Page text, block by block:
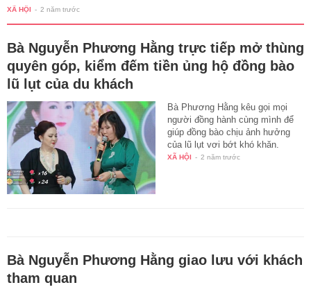
XÃ HỘI - 2 năm trước
Bà Nguyễn Phương Hằng trực tiếp mở thùng
quyên góp, kiểm đếm tiền ủng hộ đồng bào
lũ lụt của du khách
Bà Phương Hằng kêu gọi mọi
người đồng hành cùng mình để
giúp đồng bào chịu ảnh hưởng
của lũ lụt vơi bớt khó khăn.
XÃ HỘI - 2 năm trước
Bà Nguyễn Phương Hằng giao lưu với khách
tham quan